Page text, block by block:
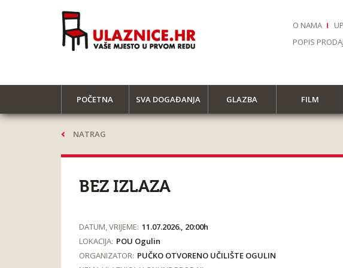
O NAMA
POPIS
POČETNA SVA DOGAĐANJA GLAZBA FILM
NATRAG
BEZ IZLAZA
DATUM, VRIJEME: 11.07.2026., 20:00h
LOKACIJA: POU Ogulin
ORGANIZATOR: PUČKO OTVORENO UČILIŠTE OGULIN